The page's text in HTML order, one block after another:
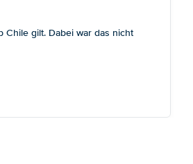
gilt. Dabei war das nicht